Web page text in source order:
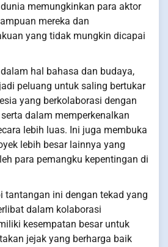
memungkinkan para aktor
mereka dan
yang tidak mungkin dicapai
hal bahasa dan budaya,
peluang untuk saling bertukar
yang berkolaborasi dengan
dalam memperkenalkan
lebih luas. Ini juga membuka
lebih besar lainnya yang
para pemangku kepentingan di
tantangan ini dengan tekad yang
dalam kolaborasi
kesempatan besar untuk
jejak yang berharga baik